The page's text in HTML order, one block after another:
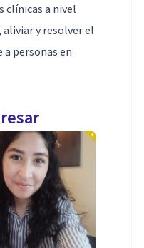
clínicas a nivel
y resolver el
personas en